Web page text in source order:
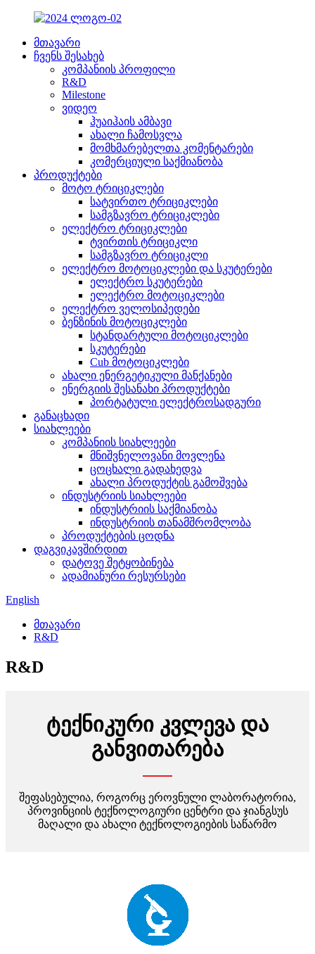
მთავარი
ჩვენს შესახებ
კომპანიის პროფილი
R&D
Milestone
ვიდეო
ჰუაიჰაის ამბავი
ახალი ჩამოსვლა
მომხმარებელთა კომენტარები
კომერციული საქმიანობა
პროდუქტები
მოტო ტრიციკლები
სატვირთო ტრიციკლები
სამგზავრო ტრიციკლები
ელექტრო ტრიციკლები
ტვირთის ტრიციკლი
სამგზავრო ტრიციკლი
ელექტრო მოტოციკლები და სკუტერები
ელექტრო სკუტერები
ელექტრო მოტოციკლები
ელექტრო ველოსიპედები
ბენზინის მოტოციკლები
სტანდარტული მოტოციკლები
სკუტერები
Cub მოტოციკლები
ახალი ენერგეტიკული მანქანები
ენერგიის შესანახი პროდუქტები
პორტატული ელექტროსადგური
განაცხადი
სიახლეები
კომპანიის სიახლეები
მნიშვნელოვანი მოვლენა
ცოცხალი გადახედვა
ახალი პროდუქტის გამოშვება
ინდუსტრიის სიახლეები
ინდუსტრიის საქმიანობა
ინდუსტრიის თანამშრომლობა
პროდუქტების ცოდნა
დაგვიკავშირდით
დატოვე შეტყობინება
ადამიანური რესურსები
English
მთავარი
R&D
R&D
ტექნიკური კვლევა და
განვითარება
შეფასებულია, როგორც ეროვნული ლაბორატორია,
პროვინციის ტექნოლოგიური ცენტრი და ჯიანგსუს
მაღალი და ახალი ტექნოლოგიების საწარმო